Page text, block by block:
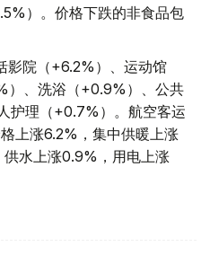
）。价格下跌的非食品包
影院（+6.2%）、运动馆
）、洗浴（+0.9%）、公共
护理（+0.7%）。航空客运
上涨6.2%，集中供暖上涨
水上涨0.9%，用电上涨